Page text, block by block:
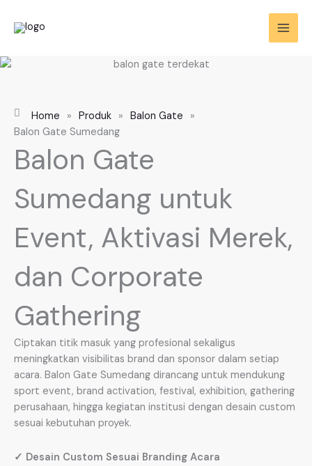
Home » Produk » Balon Gate
»
Balon Gate Sumedang
Balon Gate
Sumedang untuk
Event, Aktivasi Merek,
dan Corporate
Gathering
Ciptakan titik masuk yang profesional sekaligus
meningkatkan visibilitas brand dan sponsor dalam setiap
acara. Balon Gate Sumedang dirancang untuk mendukung
sport event, brand activation, festival, exhibition, gathering
perusahaan, hingga kegiatan institusi dengan desain custom
sesuai kebutuhan proyek.
✓ Desain Custom Sesuai Branding Acara